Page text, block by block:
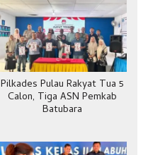
Pilkades Pulau Rakyat Tua 5
Calon, Tiga ASN Pemkab
Batubara